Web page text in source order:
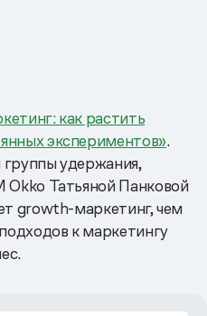
как растить
экспериментов».
удержания,
Okko Татьяной Панковой
growth-маркетинг, чем
к маркетингу